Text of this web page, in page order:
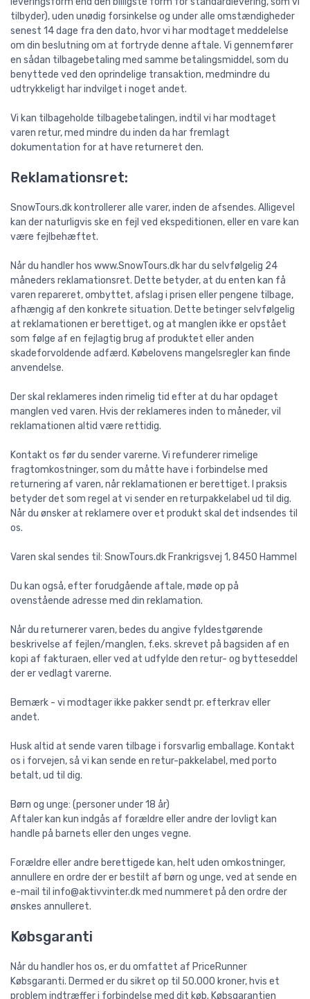
tilbyder), uden unødig forsinkelse og under alle omstændigheder
senest 14 dage fra den dato, hvor vi har modtaget meddelelse
om din beslutning om at fortryde denne aftale. Vi gennemfører
en sådan tilbagebetaling med samme betalingsmiddel, som du
benyttede ved den oprindelige transaktion, medmindre du
udtrykkeligt har indvilget i noget andet.
Vi kan tilbageholde tilbagebetalingen, indtil vi har modtaget
varen retur, med mindre du inden da har fremlagt
dokumentation for at have returneret den.
Reklamationsret:
SnowTours.dk kontrollerer alle varer, inden de afsendes. Alligevel
kan der naturligvis ske en fejl ved ekspeditionen, eller en vare kan
være fejlbehæftet.
Når du handler hos www.SnowTours.dk har du selvfølgelig 24
måneders reklamationsret. Dette betyder, at du enten kan få
varen repareret, ombyttet, afslag i prisen eller pengene tilbage,
afhængig af den konkrete situation. Dette betinger selvfølgelig
at reklamationen er berettiget, og at manglen ikke er opstået
som følge af en fejlagtig brug af produktet eller anden
skadeforvoldende adfærd. Købelovens mangelsregler kan finde
anvendelse.
Der skal reklameres inden rimelig tid efter at du har opdaget
manglen ved varen. Hvis der reklameres inden to måneder, vil
reklamationen altid være rettidig.
Kontakt os før du sender varerne. Vi refunderer rimelige
fragtomkostninger, som du måtte have i forbindelse med
returnering af varen, når reklamationen er berettiget. I praksis
betyder det som regel at vi sender en returpakkelabel ud til dig.
Når du ønsker at reklamere over et produkt skal det indsendes til
os.
Varen skal sendes til: SnowTours.dk Frankrigsvej 1, 8450 Hammel
Du kan også, efter forudgående aftale, møde op på
ovenstående adresse med din reklamation.
Når du returnerer varen, bedes du angive fyldestgørende
beskrivelse af fejlen/manglen, f.eks. skrevet på bagsiden af en
kopi af fakturaen, eller ved at udfylde den retur- og bytteseddel
der er vedlagt varerne.
Bemærk - vi modtager ikke pakker sendt pr. efterkrav eller
andet.
Husk altid at sende varen tilbage i forsvarlig emballage. Kontakt
os i forvejen, så vi kan sende en retur-pakkelabel, med porto
betalt, ud til dig.
Børn og unge: (personer under 18 år)
Aftaler kan kun indgås af forældre eller andre der lovligt kan
handle på barnets eller den unges vegne.
Forældre eller andre berettigede kan, helt uden omkostninger,
annullere en ordre der er bestilt af børn og unge, ved at sende en
e-mail til info@aktivvinter.dk med nummeret på den ordre der
ønskes annulleret.
Købsgaranti
Når du handler hos os, er du omfattet af PriceRunner
Købsgaranti. Dermed er du sikret op til 50.000 kroner, hvis et
problem indtræffer i forbindelse med dit køb. Købsgarantien